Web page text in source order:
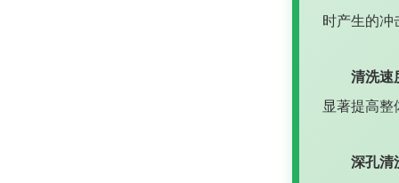
时产生的冲
清洗速
显著提高整
深孔清